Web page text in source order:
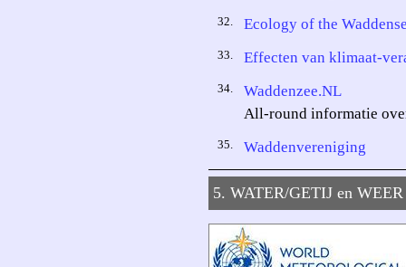
32. Ecology of the
33. Effecten van klimaat-
34.
Waddenzee.NL
All-round informatie
35. Waddenvereniging
5. WATER/GETIJ en WEER